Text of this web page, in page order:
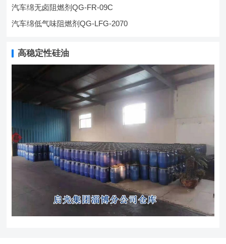
汽车绵无卤阻燃剂QG-FR-09C
汽车绵低气味阻燃剂QG-LFG-2070
高稳定性硅油